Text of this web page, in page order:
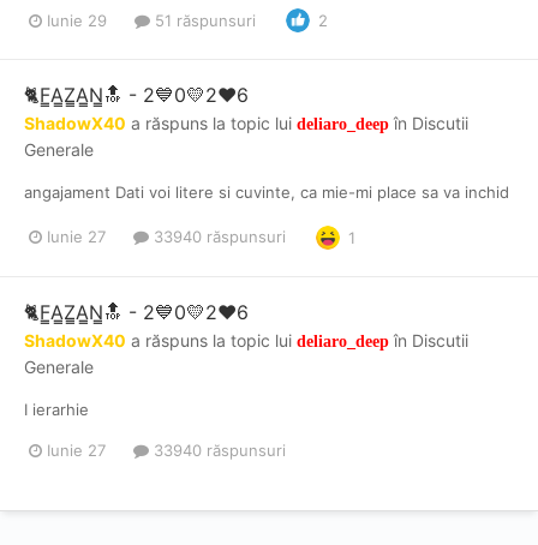
Iunie 29 51 răspunsuri 2
🐈F̳A̳Z̳A̳N̳🔝​​​​​ - 2💙0💛2❤️6
ShadowX40 a răspuns la topic lui deliaro_deep în Discutii
Generale
angajament Dati voi litere si cuvinte, ca mie-mi place sa va inchid
Iunie 27 33940 răspunsuri 1
🐈F̳A̳Z̳A̳N̳🔝​​​​​ - 2💙0💛2❤️6
ShadowX40 a răspuns la topic lui deliaro_deep în Discutii
Generale
I ierarhie
Iunie 27 33940 răspunsuri